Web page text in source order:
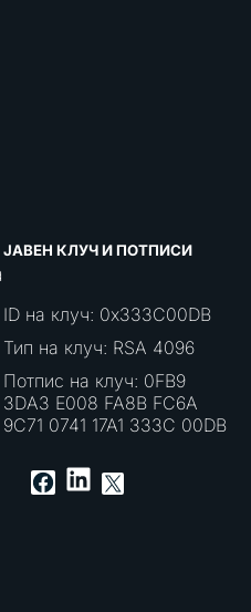
ЈАВЕН КЛУЧ И ПОТПИСИ
ID на клуч: 0x333C00DB
Тип на клуч: RSA 4096
Потпис на клуч: 0FB9
3DA3 E008 FA8B FC6A
9C71 0741 17A1 333C 00DB
Facebook
LinkedIn
X